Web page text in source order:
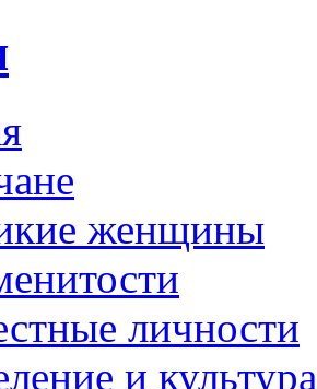
женщины
личности
и культура